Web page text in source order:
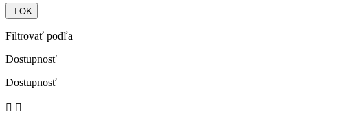
 OK
Filtrovať podľa
Dostupnosť
Dostupnosť
 